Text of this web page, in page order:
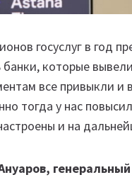
госуслуг в год
которые
все привыкли и
тогда у нас
и на